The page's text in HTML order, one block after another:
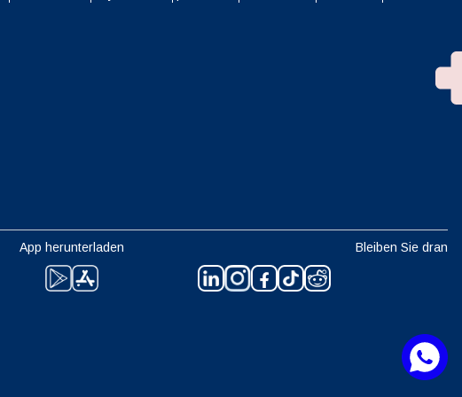
App herunterladen Bleiben Sie dran